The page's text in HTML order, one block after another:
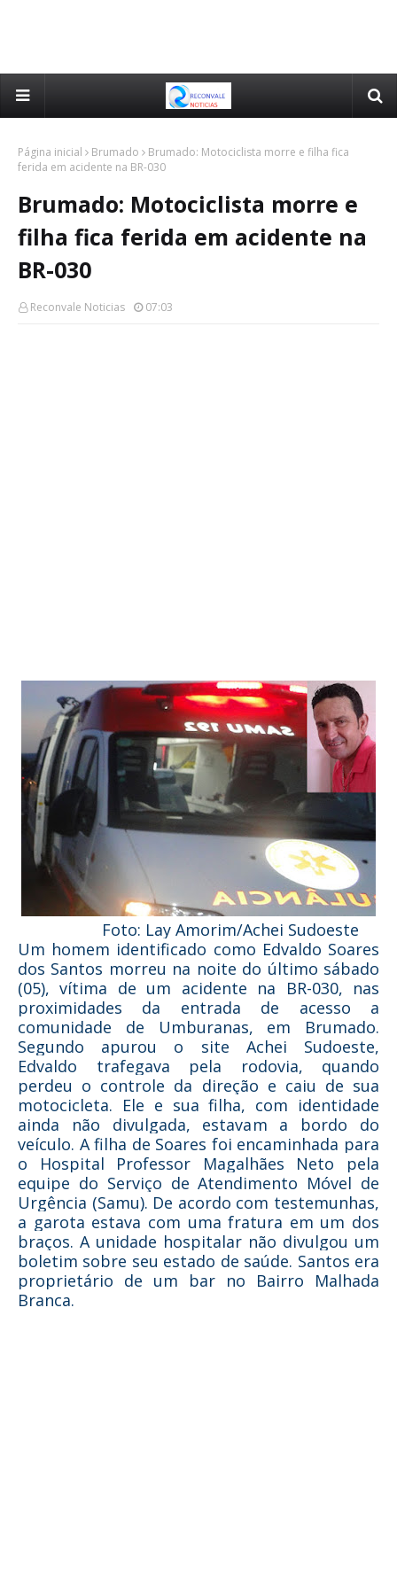
Página inicial Brumado
Brumado: Motociclista morre e filha fica
ferida em acidente na BR-030
Brumado: Motociclista morre e
filha fica ferida em acidente na
BR-030
Reconvale Noticias 07:03
Foto: Lay Amorim/Achei Sudoeste
Um homem identificado como Edvaldo Soares
dos Santos morreu na noite do último sábado
(05), vítima de um acidente na BR-030, nas
proximidades da entrada de acesso a
comunidade de Umburanas, em Brumado.
Segundo apurou o site Achei Sudoeste,
Edvaldo trafegava pela rodovia, quando
perdeu o controle da direção e caiu de sua
motocicleta. Ele e sua filha, com identidade
ainda não divulgada, estavam a bordo do
veículo. A filha de Soares foi encaminhada para
o Hospital Professor Magalhães Neto pela
equipe do Serviço de Atendimento Móvel de
Urgência (Samu). De acordo com testemunhas,
a garota estava com uma fratura em um dos
braços. A unidade hospitalar não divulgou um
boletim sobre seu estado de saúde. Santos era
proprietário de um bar no Bairro Malhada
Branca.